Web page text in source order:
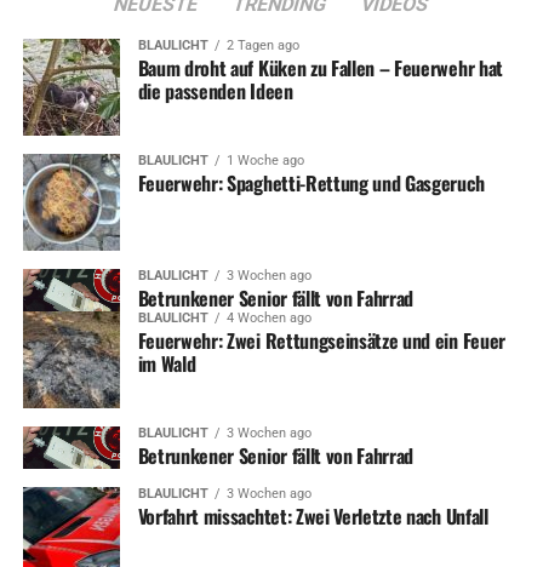
BLAULICHT 2 Tagen ago
Baum droht auf Küken zu Fallen – Feuerwehr hat
die passenden Ideen
BLAULICHT 1 Woche ago
Feuerwehr: Spaghetti-Rettung und Gasgeruch
BLAULICHT 3 Wochen ago
Betrunkener Senior fällt von Fahrrad
BLAULICHT 4 Wochen ago
Feuerwehr: Zwei Rettungseinsätze und ein Feuer
im Wald
BLAULICHT 3 Wochen ago
Betrunkener Senior fällt von Fahrrad
BLAULICHT 3 Wochen ago
Vorfahrt missachtet: Zwei Verletzte nach Unfall